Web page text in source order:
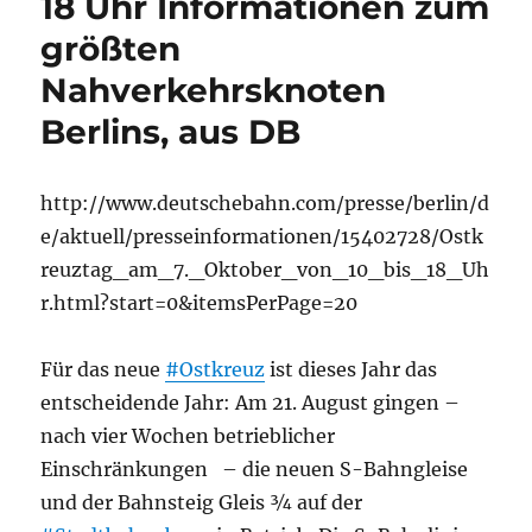
größten
Nahverkehrsknoten
Berlins, aus DB
http://www.deutschebahn.com/presse/berlin/d
e/aktuell/presseinformationen/15402728/Ostk
reuztag_am_7._Oktober_von_10_bis_18_Uh
r.html?start=0&itemsPerPage=20
Für das neue #Ostkreuz ist dieses Jahr das
entscheidende Jahr: Am 21. August gingen –
nach vier Wochen betrieblicher
Einschränkungen – die neuen S-Bahngleise
und der Bahnsteig Gleis ¾ auf der